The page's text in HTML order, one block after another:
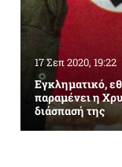
17 Σεπ 2020, 19:22
Εγκληματικό,
παραμένει η
διάσπασή της